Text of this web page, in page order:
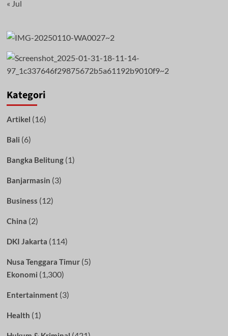
« Jul
Kategori
Artikel (16)
Bali (6)
Bangka Belitung(1)
Banjarmasin (3)
Business (12)
China (2)
DKI Jakarta (114)
Nusa Tenggara Timur(5)
Ekonomi (1,300)
Entertainment(3)
Health (1)